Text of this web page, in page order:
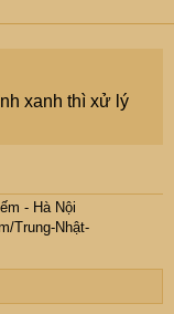
xanh thì xử lý
- Hà Nội
Trung-Nhật-